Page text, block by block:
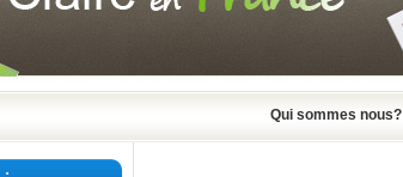
Qui sommes nous?